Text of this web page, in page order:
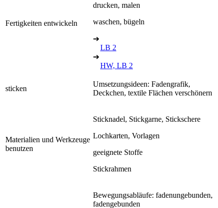
Fertigkeiten entwickeln
drucken, malen
waschen, bügeln
➔
LB 2
➔
HW, LB 2
sticken
Umsetzungsideen: Fadengrafik,
Deckchen, textile Flächen verschönern
Materialien und Werkzeuge
benutzen
Sticknadel, Stickgarne, Stickschere
Lochkarten, Vorlagen
geeignete Stoffe
Stickrahmen
Bewegungsabläufe: fadenungebunden,
fadengebunden